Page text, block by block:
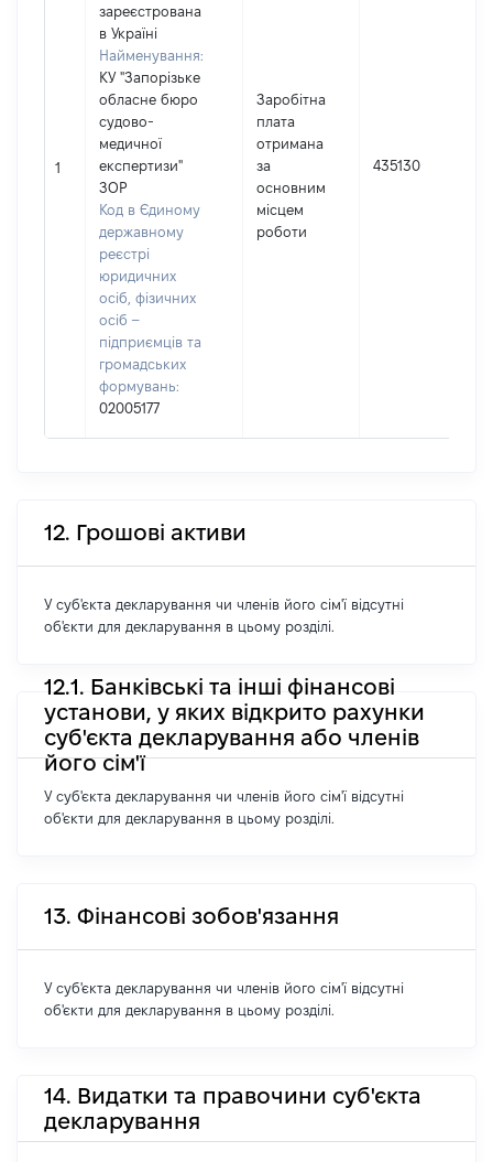
1
зареєстрована
в Україні
Найменування:
КУ "Запорізьке
обласне бюро
судово-
медичної
експертизи"
ЗОР
Код в Єдиному
державному
реєстрі
юридичних
осіб, фізичних
осіб –
підприємців та
громадських
формувань:
02005177
Заробітна
плата
отримана
за
основним
місцем
роботи
435130
12. Грошові активи
У суб'єкта декларування чи членів його сім'ї відсутні
об'єкти для декларування в цьому розділі.
12.1. Банківські та інші фінансові
установи, у яких відкрито рахунки
суб'єкта декларування або членів
його сім'ї
У суб'єкта декларування чи членів його сім'ї відсутні
об'єкти для декларування в цьому розділі.
13. Фінансові зобов'язання
У суб'єкта декларування чи членів його сім'ї відсутні
об'єкти для декларування в цьому розділі.
14. Видатки та правочини суб'єкта
декларування